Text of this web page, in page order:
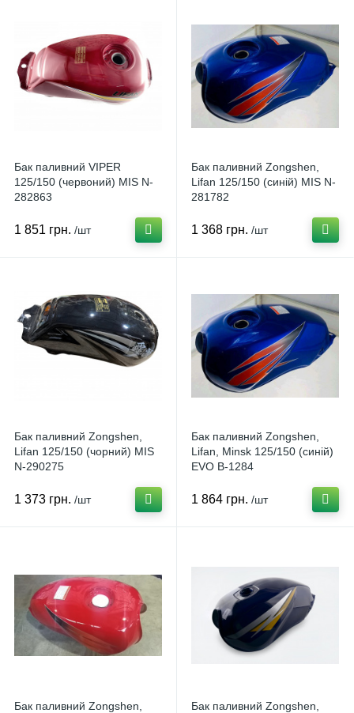
Бак паливний VIPER
125/150 (червоний) MIS N-
282863
1 851 грн. /шт
Бак паливний Zongshen,
Lifan 125/150 (синій) MIS N-
281782
1 368 грн. /шт
Бак паливний Zongshen,
Lifan 125/150 (чорний) MIS
N-290275
1 373 грн. /шт
Бак паливний Zongshen,
Lifan, Minsk 125/150 (синій)
EVO B-1284
1 864 грн. /шт
Бак паливний Zongshen,
Бак паливний Zongshen,